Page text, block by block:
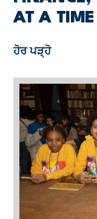
AT A TIME
ਹੋਰ ਪੜ੍ਹੋ